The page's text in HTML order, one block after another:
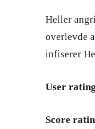
Heller
overlevde
infiserer
User rating
Score